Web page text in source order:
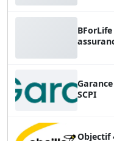
SCPI
Objectif